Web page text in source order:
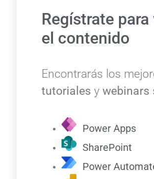
Regístrate
el contenido
Encontrarás los
tutoriales y webinars
Power Apps
SharePoint
Power